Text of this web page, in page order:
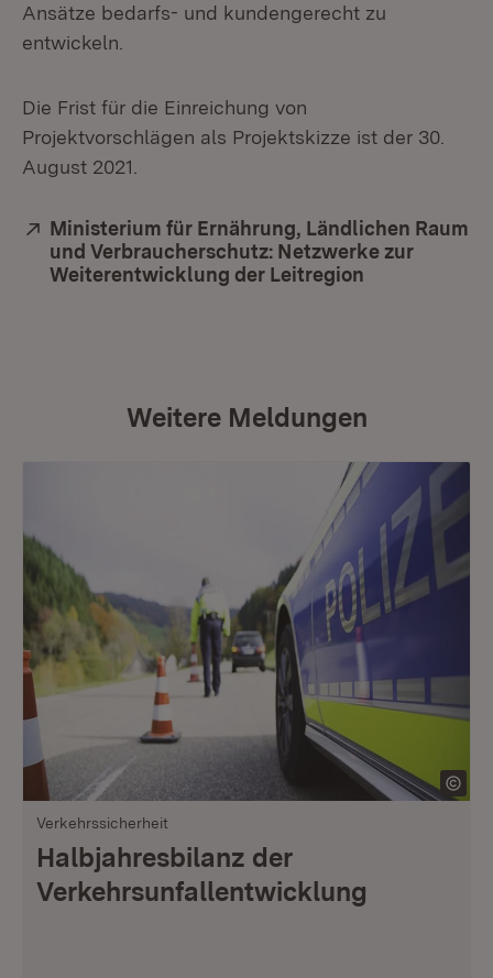
Ansätze bedarfs- und kundengerecht zu
entwickeln.
Die Frist für die Einreichung von
Projektvorschlägen als Projektskizze ist der 30.
August 2021.
Extern:
Ministerium für Ernährung, Ländlichen Raum
und Verbraucherschutz: Netzwerke zur
Weiterentwicklung der Leitregion
Weitere Meldungen
Verkehrssicherheit
Halbjahresbilanz der
Verkehrsunfallentwicklung